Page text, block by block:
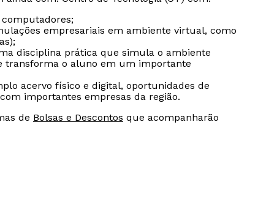
empresariais em ambiente virtual, como
disciplina prática que simula o ambiente
transforma o aluno em um importante
acervo físico e digital, oportunidades de
importantes empresas da região.
de Bolsas e Descontos que acompanharão